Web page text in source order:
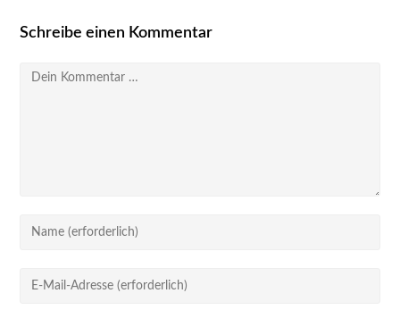
Schreibe einen Kommentar
Kommentar
Gib
oder
Gib